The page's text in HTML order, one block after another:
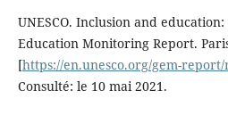
UNESCO. Inclusion and
Education Monitoring Report.
[https://en.unesco.org/gem-
Consulté: le 10 mai 2021.